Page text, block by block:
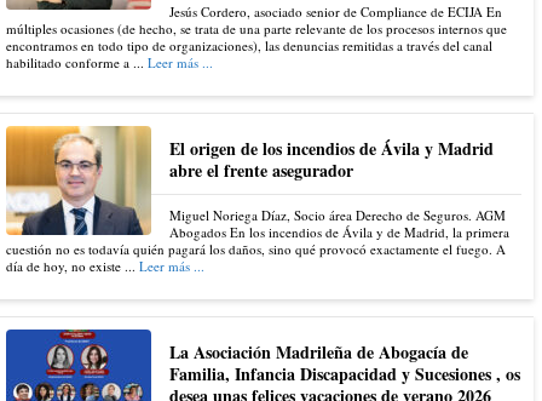
Jesús Cordero, asociado senior de Compliance de ECIJA En
múltiples ocasiones (de hecho, se trata de una parte relevante de los procesos internos que
encontramos en todo tipo de organizaciones), las denuncias remitidas a través del canal
habilitado conforme a ... Leer más ...
El origen de los incendios de Ávila y Madrid
abre el frente asegurador
Miguel Noriega Díaz, Socio área Derecho de Seguros. AGM
Abogados En los incendios de Ávila y de Madrid, la primera
cuestión no es todavía quién pagará los daños, sino qué provocó exactamente el fuego. A
día de hoy, no existe ... Leer más ...
La Asociación Madrileña de Abogacía de
Familia, Infancia Discapacidad y Sucesiones , os
desea unas felices vacaciones de verano 2026